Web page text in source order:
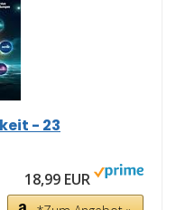
- 23
18,99 EUR